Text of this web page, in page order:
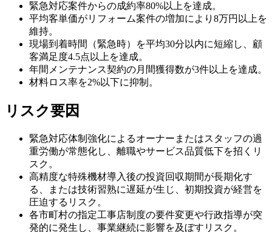
緊急対応案件からの成約率80%以上を達成。
平均客単価がリフォーム案件の増加により8万円以上を
維持。
現場到着時間（緊急時）を平均30分以内に短縮し、顧
客満足度4.5点以上を達成。
年間メンテナンス契約の月間獲得数が3件以上を達成。
材料ロス率を2%以下に抑制。
リスク要因
緊急対応体制強化によるオーナーまたはスタッフの過
重労働が常態化し、離職やサービス品質低下を招くリ
スク。
高精度な特殊機材導入後の投資回収期間が長期化す
る、または技術習熟に遅延が生じ、初期投資が経営を
圧迫するリスク。
各市町村の指定工事店制度の要件変更や行政指導が突
発的に発生し、事業継続に影響を及ぼすリスク。